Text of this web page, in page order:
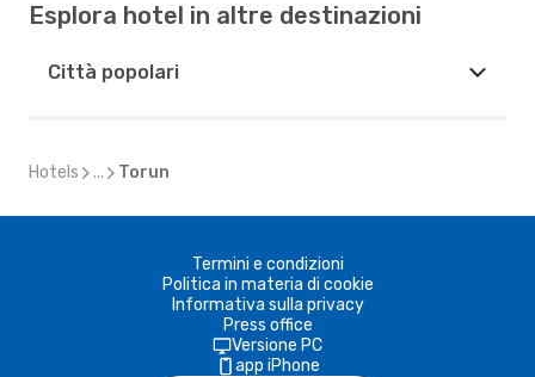
Esplora hotel in altre destinazioni
Città popolari
Hotels ... Torun
Termini e condizioni
Politica in materia di cookie
Informativa sulla privacy
Press office
Versione PC
app iPhone